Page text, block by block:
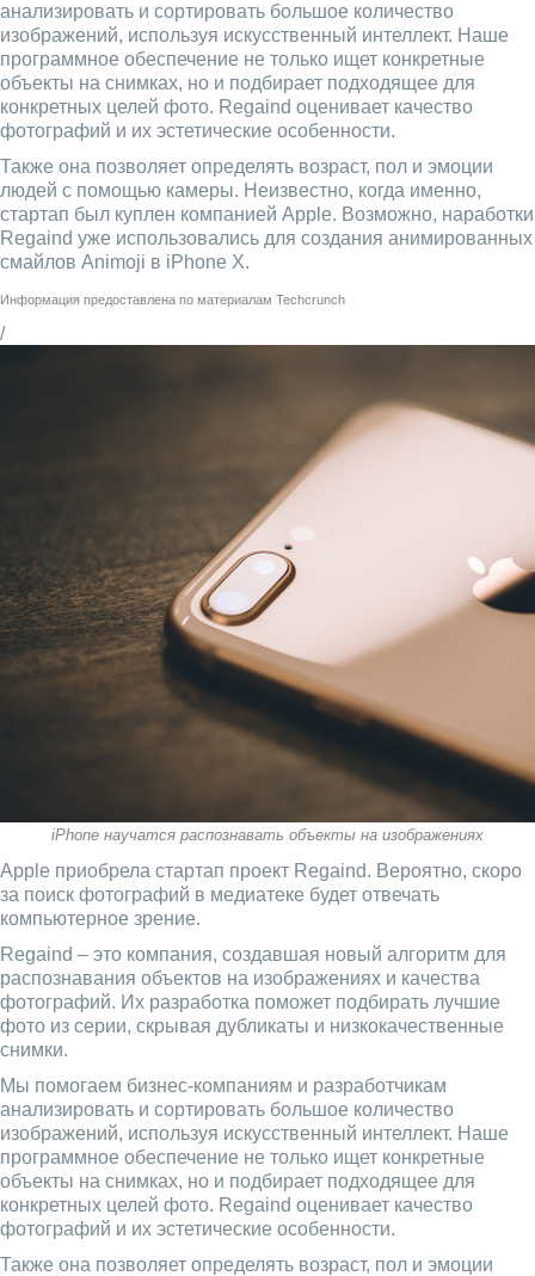
анализировать и сортировать большое количество
изображений, используя искусственный интеллект. Наше
программное обеспечение не только ищет конкретные
объекты на снимках, но и подбирает подходящее для
конкретных целей фото. Regaind оценивает качество
фотографий и их эстетические особенности.
Также она позволяет определять возраст, пол и эмоции
людей с помощью камеры. Неизвестно, когда именно,
стартап был куплен компанией Apple. Возможно, наработки
Regaind уже использовались для создания анимированных
смайлов Animoji в iPhone X.
Информация предоставлена по материалам Techcrunch
/
iPhone научатся распознавать объекты на изображениях
Apple приобрела стартап проект Regaind. Вероятно, скоро
за поиск фотографий в медиатеке будет отвечать
компьютерное зрение.
Regaind – это компания, создавшая новый алгоритм для
распознавания объектов на изображениях и качества
фотографий. Их разработка поможет подбирать лучшие
фото из серии, скрывая дубликаты и низкокачественные
снимки.
Мы помогаем бизнес-компаниям и разработчикам
анализировать и сортировать большое количество
изображений, используя искусственный интеллект. Наше
программное обеспечение не только ищет конкретные
объекты на снимках, но и подбирает подходящее для
конкретных целей фото. Regaind оценивает качество
фотографий и их эстетические особенности.
Также она позволяет определять возраст, пол и эмоции